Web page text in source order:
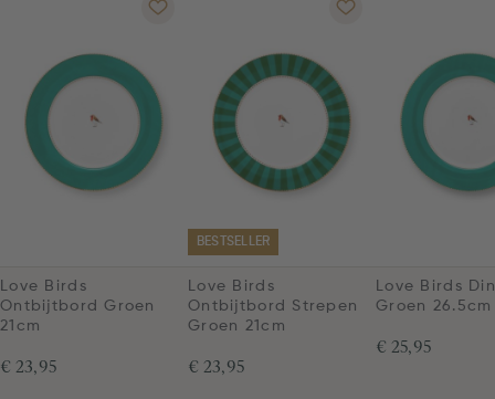
Love Birds
Ontbijtbord Groen
21cm
€ 23,95
BESTSELLER
Love Birds
Ontbijtbord Strepen
Groen 21cm
€ 23,95
Love Birds
Groen 26.5cm
€ 25,95